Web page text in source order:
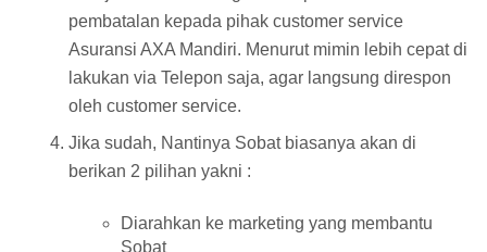
pembatalan kepada pihak customer service
Asuransi AXA Mandiri. Menurut mimin lebih cepat di
lakukan via Telepon saja, agar langsung direspon
oleh customer service.
Jika sudah, Nantinya Sobat biasanya akan di
berikan 2 pilihan yakni :
Diarahkan ke marketing yang membantu
Sobat